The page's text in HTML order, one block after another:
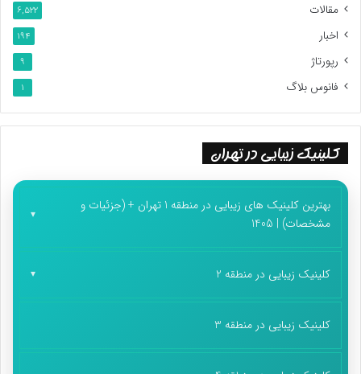
مقالات 6,522
اخبار 194
رپورتاژ 9
فانوس بلاگ 1
کلینیک زیبایی در تهران
بهترین کلینیک های زیبایی در منطقه 1 تهران + (جزئیات و
مشخصات) | 1405
کلینیک زیبایی در منطقه 2
کلینیک زیبایی در منطقه 3